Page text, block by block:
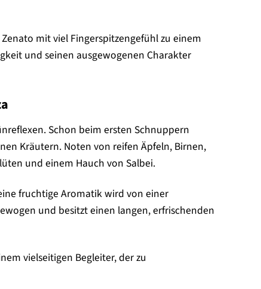
mit viel Fingerspitzengefühl zu einem
und seinen ausgewogenen Charakter
Schon beim ersten Schnuppern
Kräutern. Noten von reifen Äpfeln, Birnen,
und einem Hauch von Salbei.
fruchtige Aromatik wird von einer
und besitzt einen langen, erfrischenden
vielseitigen Begleiter, der zu